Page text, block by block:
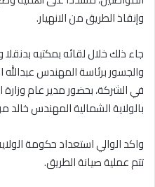
وإنقاذ الطريق من الانهيار.
جاء ذلك خلال لقائه بمكتبه
والجسور برئاسة المهندس عبدالله
في الشركة، بحضور مدير عام وزارة
بالولاية الشمالية المهندس
واكد الوالي استعداد حكومة
تتم عملية صيانة الطريق.